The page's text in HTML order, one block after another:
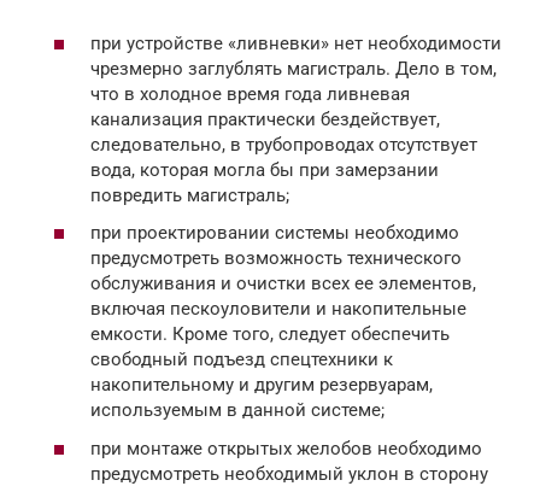
при устройстве «ливневки» нет необходимости
чрезмерно заглублять магистраль. Дело в том,
что в холодное время года ливневая
канализация практически бездействует,
следовательно, в трубопроводах отсутствует
вода, которая могла бы при замерзании
повредить магистраль;
при проектировании системы необходимо
предусмотреть возможность технического
обслуживания и очистки всех ее элементов,
включая пескоуловители и накопительные
емкости. Кроме того, следует обеспечить
свободный подъезд спецтехники к
накопительному и другим резервуарам,
используемым в данной системе;
при монтаже открытых желобов необходимо
предусмотреть необходимый уклон в сторону